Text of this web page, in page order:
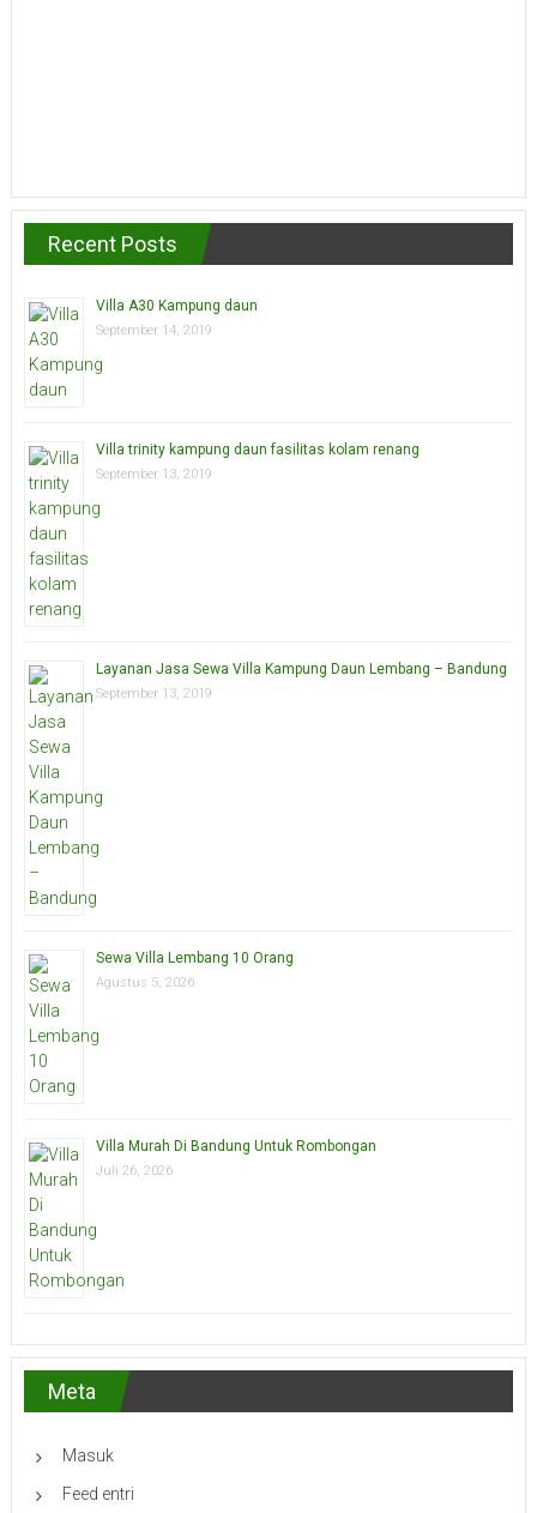
Recent Posts
Villa A30 Kampung daun
September 14, 2019
Villa trinity kampung daun fasilitas kolam renang
September 13, 2019
Layanan Jasa Sewa Villa Kampung Daun Lembang – Bandung
September 13, 2019
Sewa Villa Lembang 10 Orang
Agustus 5, 2026
Villa Murah Di Bandung Untuk Rombongan
Juli 26, 2026
Meta
Masuk
Feed entri